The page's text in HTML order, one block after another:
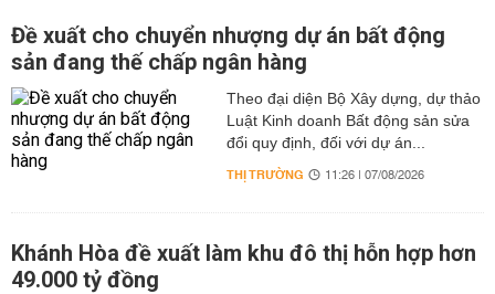
Đề xuất cho chuyển nhượng dự án bất động
sản đang thế chấp ngân hàng
Theo đại diện Bộ Xây dựng, dự thảo
Luật Kinh doanh Bất động sản sửa
đổi quy định, đối với dự án...
THỊ TRƯỜNG 11:26 | 07/08/2026
Khánh Hòa đề xuất làm khu đô thị hỗn hợp hơn
49.000 tỷ đồng